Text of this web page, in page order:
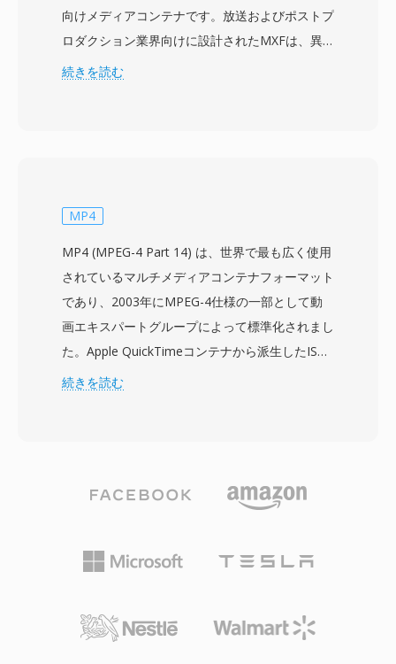
向けメディアコンテナです。放送およびポストプ
ロダクション業界向けに設計されたMXFは、異
なる制作システムやプラットフォーム間で映像、
シ編集からマスター品質のアーカイブまで、さま
ータフレームワークがMXFの特徴的な要素であ
り、タイムコード、クリップ名、記述マーカー、
ソース参照、技術パラメータなどの制作情報を構
造化されたKey-Length-Value (KLV) エンコーデ
ィングスキームで格納します。このメタデータは
制作チェーン全体を通じてコンテンツとともに伝
MXFファイルは、シンプルな単一アイテムパッ
ケージ (OP1a) から複雑なマルチアイテムプレイ
レーショナルパターンシステムを使用していま
ワークフローシステムがMXFを普遍的にサポー
トしており、放送で使用されるAS-02やAS-11な
続きを読む
MP4
MP4 (MPEG-4 Part 14) は、世界で最も広く使用
されているマルチメディアコンテナフォーマット
であり、2003年にMPEG-4仕様の一部として動
画エキスパートグループによって標準化されまし
た。Apple QuickTimeコンテナから派生したISO
ベースメディアファイルフォーマット (MPEG-4
オーディオをパッケージしますが、AV1、VP9、
ーデックもサポートしています。設計は、プログ
レッシブダウンロードおよびアダプティブストリ
マーカー、複数のオーディオ・字幕トラック、メ
続きを読む